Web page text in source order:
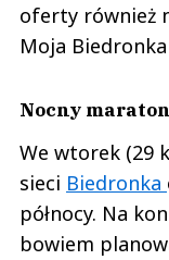
oferty również
Moja
Nocny
We wtorek (29
sieci Biedronka
północy. Na
bowiem